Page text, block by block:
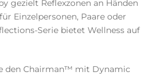
gezielt Reflexzonen an Händen
Einzelpersonen, Paare oder
Serie bietet Wellness auf
den Chairman™ mit Dynamic